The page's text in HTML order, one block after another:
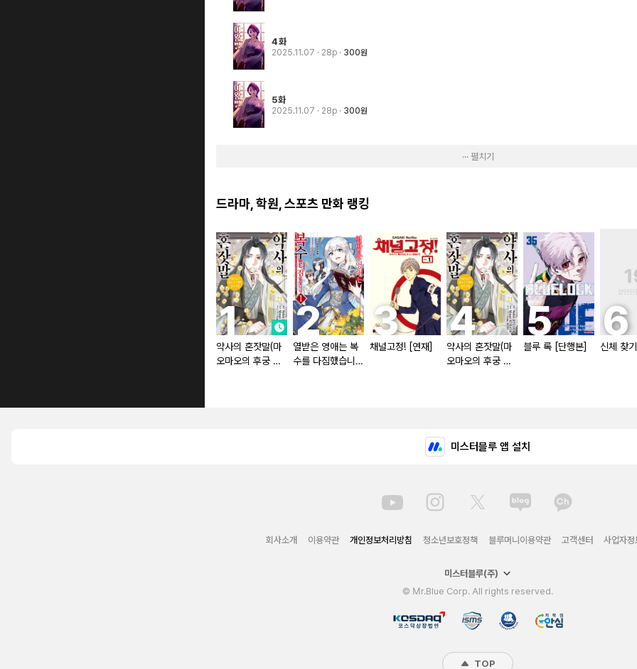
4화
2025.11.07 · 28p 300원
5화
2025.11.07 · 28p 300원
··· 펼치기
드라마, 학원, 스포츠 만화 랭킹
약사의 혼잣말(마
오마오의 후궁 수
열받은 영애는 복
수를 다짐했습니다
채널고정! [연재]
약사의 혼잣말(마
오마오의 후궁 수
블루 록 [단행본] 신체 찾기
미스터블루 앱 설치
회사소개 이용약관 개인정보처리방침 청소년보호정책 블루머니이용약관 고객센터 사업자정
미스터블루(주)
© Mr.Blue Corp. All rights reserved.
TOP